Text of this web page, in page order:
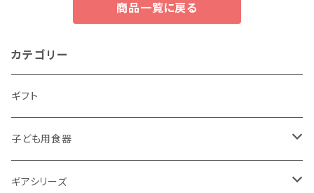
商品一覧に戻る
カテゴリー
ギフト
子ども用食器
・恐竜
ギアシリーズ